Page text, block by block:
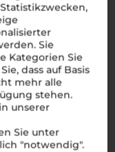
Sie
Kategorien Sie
dass auf Basis
mehr alle
stehen.
unserer
Sie unter
"notwendig".
am Gaumen eine
vielseitigen
Pappa al
würzigen
der Toskana
– und man